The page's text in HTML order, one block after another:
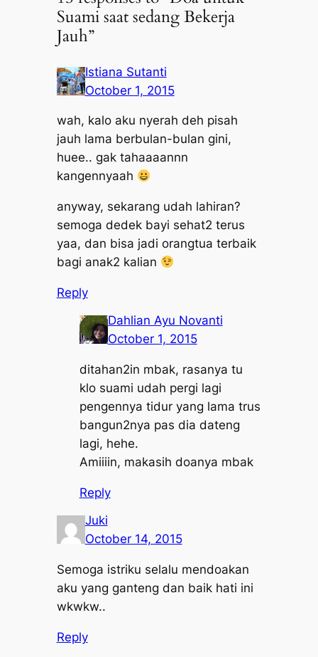
Suami saat sedang Bekerja
Jauh”
Istiana Sutanti
October 1, 2015
wah, kalo aku nyerah deh pisah
jauh lama berbulan-bulan gini,
huee.. gak tahaaaannn
kangennyaah
anyway, sekarang udah lahiran?
semoga dedek bayi sehat2 terus
yaa, dan bisa jadi orangtua terbaik
bagi anak2 kalian
Reply
Dahlian Ayu Novanti
October 1, 2015
ditahan2in mbak, rasanya tu
klo suami udah pergi lagi
pengennya tidur yang lama trus
bangun2nya pas dia dateng
lagi, hehe.
Amiiiin, makasih doanya mbak
Reply
Juki
October 14, 2015
Semoga istriku selalu mendoakan
aku yang ganteng dan baik hati ini
wkwkw..
Reply